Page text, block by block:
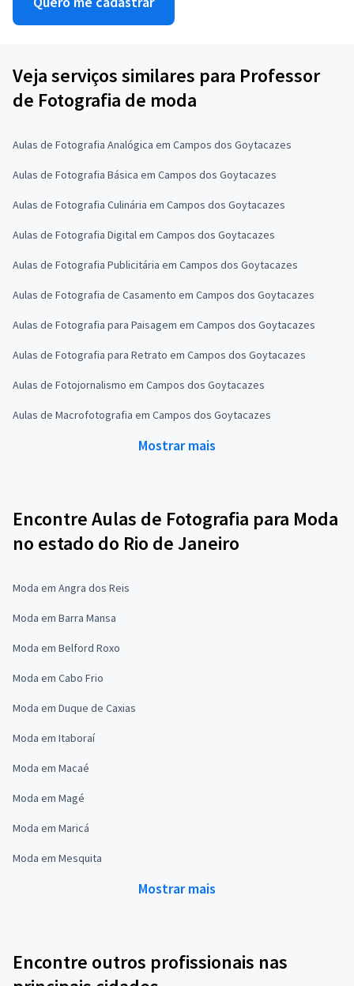
Veja serviços similares para Professor
de Fotografia de moda
Aulas de Fotografia Analógica em Campos dos Goytacazes
Aulas de Fotografia Básica em Campos dos Goytacazes
Aulas de Fotografia Culinária em Campos dos Goytacazes
Aulas de Fotografia Digital em Campos dos Goytacazes
Aulas de Fotografia Publicitária em Campos dos Goytacazes
Aulas de Fotografia de Casamento em Campos dos Goytacazes
Aulas de Fotografia para Paisagem em Campos dos Goytacazes
Aulas de Fotografia para Retrato em Campos dos Goytacazes
Aulas de Fotojornalismo em Campos dos Goytacazes
Aulas de Macrofotografia em Campos dos Goytacazes
Mostrar mais
Encontre Aulas de Fotografia para Moda
no estado do Rio de Janeiro
Moda em Angra dos Reis
Moda em Barra Mansa
Moda em Belford Roxo
Moda em Cabo Frio
Moda em Duque de Caxias
Moda em Itaboraí
Moda em Macaé
Moda em Magé
Moda em Maricá
Moda em Mesquita
Mostrar mais
Encontre outros profissionais nas